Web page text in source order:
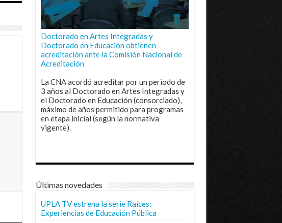
Doctorado en Artes Integradas y
Doctorado en Educación obtienen
acreditación ante la Comisión Nacional de
Acreditación
La CNA acordó acreditar por un periodo de
3 años al Doctorado en Artes Integradas y
el Doctorado en Educación (consorciado),
máximo de años permitido para programas
en etapa inicial (según la normativa
vigente).
Últimas novedades
UPLA TV estrena la serie Raíces:
Experiencias de Educación Pública